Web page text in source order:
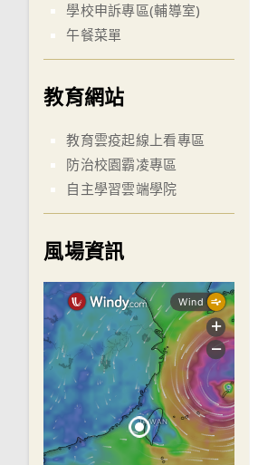
學校申訴專區(輔導室)
午餐菜單
教育網站
教育雲疫起線上看專區
防治校園霸凌專區
自主學習雲端學院
風場資訊